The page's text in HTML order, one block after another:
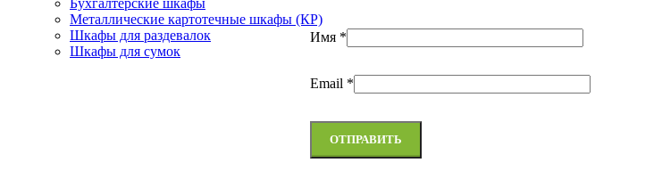
Бухгалтерские шкафы
Металлические картотечные шкафы (КР)
Шкафы для раздевалок
Шкафы для сумок
Имя *
Email *